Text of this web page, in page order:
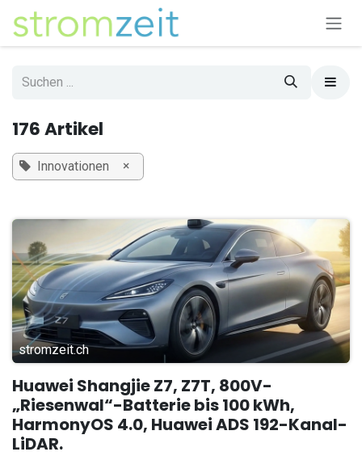
Zum Inhalt springen
176 Artikel
Innovationen ×
stromzeit.ch
Huawei Shangjie Z7, Z7T, 800V-
„Riesenwal“-Batterie bis 100 kWh,
HarmonyOS 4.0, Huawei ADS 192-Kanal-
LiDAR.